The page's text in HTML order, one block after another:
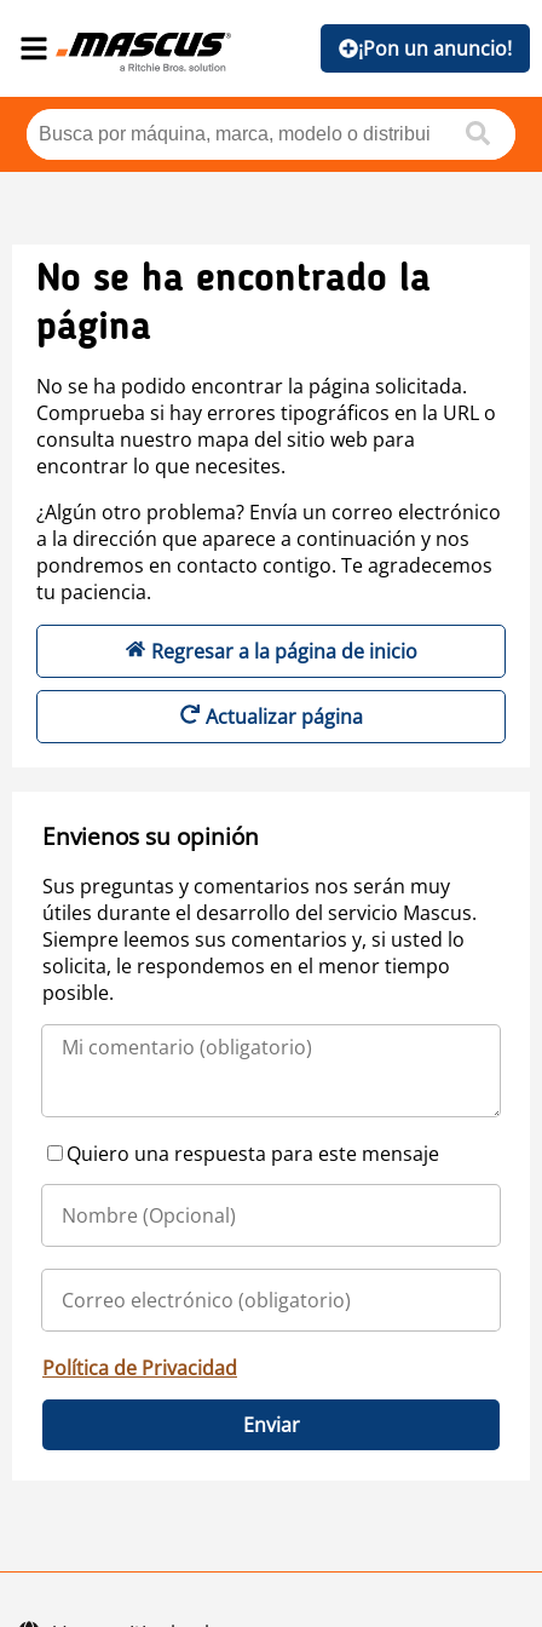
¡Pon un anuncio!
No se ha encontrado la
página
No se ha podido encontrar la página solicitada.
Comprueba si hay errores tipográficos en la URL o
consulta nuestro mapa del sitio web para
encontrar lo que necesites.
¿Algún otro problema? Envía un correo electrónico
a la dirección que aparece a continuación y nos
pondremos en contacto contigo. Te agradecemos
tu paciencia.
Regresar a la página de inicio
Actualizar página
Envienos su opinión
Sus preguntas y comentarios nos serán muy
útiles durante el desarrollo del servicio Mascus.
Siempre leemos sus comentarios y, si usted lo
solicita, le respondemos en el menor tiempo
posible.
Quiero una respuesta para este mensaje
Política de Privacidad
Enviar